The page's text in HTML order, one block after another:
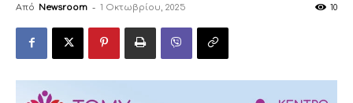
Από Newsroom - 1 Οκτωβρίου, 2025 10